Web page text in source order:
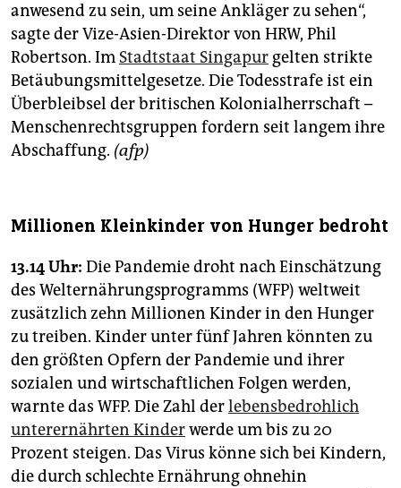
anwesend zu sein, um seine Ankläger zu sehen“,
sagte der Vize-Asien-Direktor von HRW, Phil
Robertson. Im Stadtstaat Singapur gelten strikte
Betäubungsmittelgesetze. Die Todesstrafe ist ein
Überbleibsel der britischen Kolonialherrschaft –
Menschenrechtsgruppen fordern seit langem ihre
Abschaffung. (afp)
Millionen Kleinkinder von Hunger bedroht
13.14 Uhr: Die Pandemie droht nach Einschätzung
des Welternährungsprogramms (WFP) weltweit
zusätzlich zehn Millionen Kinder in den Hunger
zu treiben. Kinder unter fünf Jahren könnten zu
den größten Opfern der Pandemie und ihrer
sozialen und wirtschaftlichen Folgen werden,
warnte das WFP. Die Zahl derlebensbedrohlich
unterernährten Kinderwerde um bis zu 20
Prozent steigen. Das Virus könne sich bei Kindern,
die durch schlechte Ernährung ohnehin